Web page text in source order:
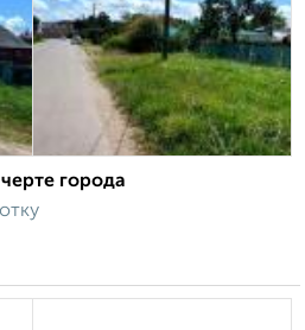
города